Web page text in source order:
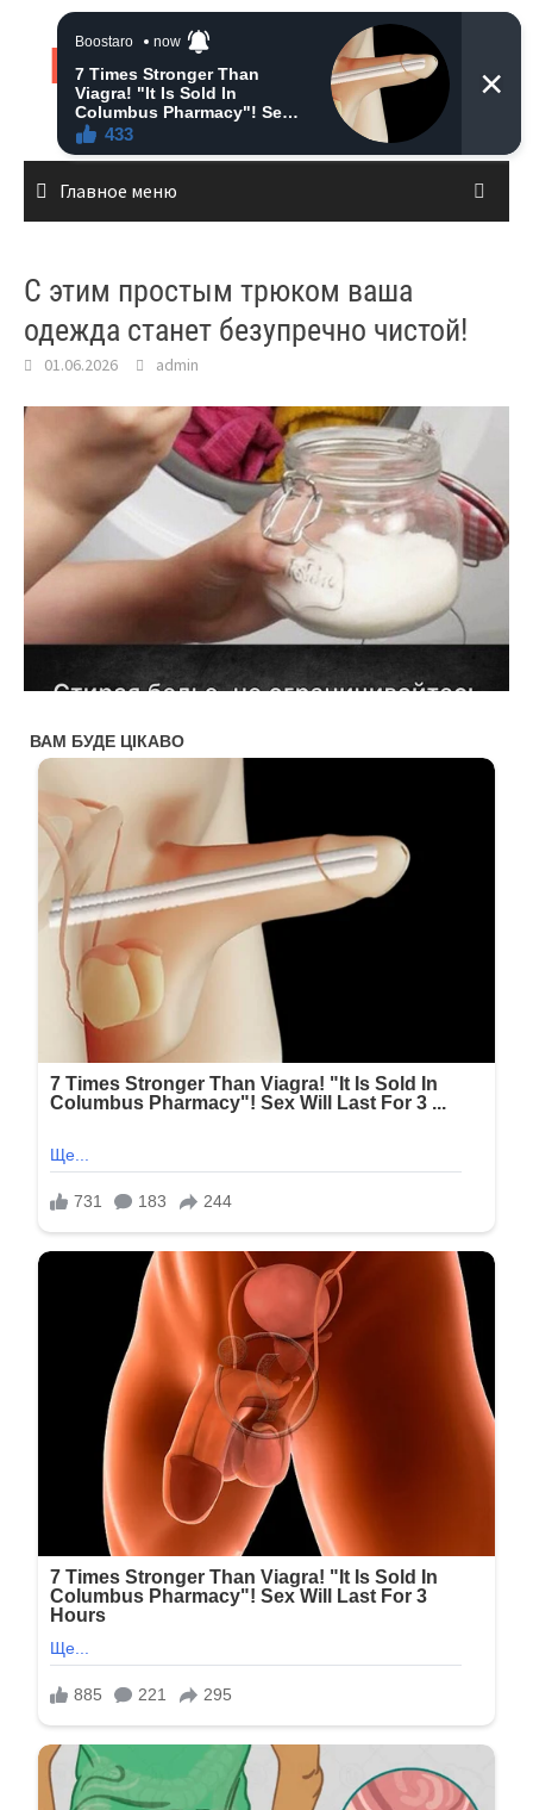
Перейти
содержимому
Live News
Главное меню
С этим простым трюком ваша
одежда станет безупречно чистой!
01.06.2026 admin